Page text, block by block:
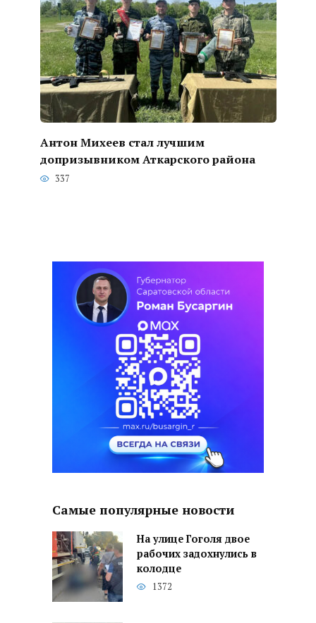
Антон Михеев стал лучшим
допризывником Аткарского района
337
Самые популярные новости
На улице Гоголя двое
рабочих задохнулись в
колодце
1372